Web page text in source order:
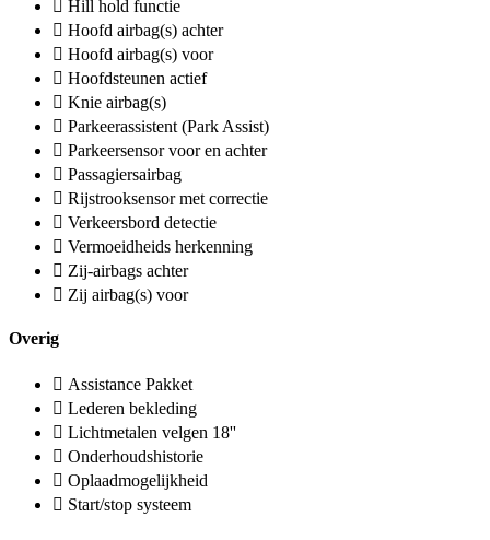
Hill hold functie
Hoofd airbag(s) achter
Hoofd airbag(s) voor
Hoofdsteunen actief
Knie airbag(s)
Parkeerassistent (Park Assist)
Parkeersensor voor en achter
Passagiersairbag
Rijstrooksensor met correctie
Verkeersbord detectie
Vermoeidheids herkenning
Zij-airbags achter
Zij airbag(s) voor
Overig
Assistance Pakket
Lederen bekleding
Lichtmetalen velgen 18''
Onderhoudshistorie
Oplaadmogelijkheid
Start/stop systeem